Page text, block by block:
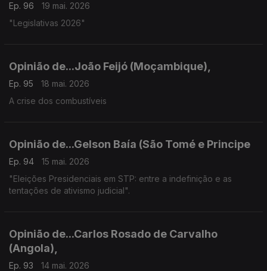
Ep. 96
19 mai. 2026
"Legislativas 2026"
Opinião de...João Feijó (Moçambique),
Ep. 95
18 mai. 2026
A crise dos combustíveis
Opinião de...Gelson Baía (São Tomé e Principe
Ep. 94
15 mai. 2026
"Eleições Presidenciais em STP: entre a indefinição e as
tentações de ativismo judicial".
Opinião de...Carlos Rosado de Carvalho
(Angola),
Ep. 93
14 mai. 2026